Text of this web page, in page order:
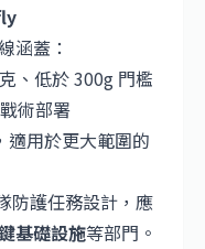
涵蓋：
、低於 300g 門檻
術部署
適用於更大範圍的
防護任務設計，應
基礎設施等部門。